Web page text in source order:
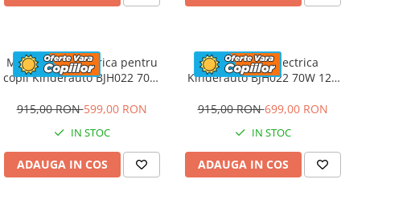
Motocicleta electrica pentru
copii Kinderauto BJH022 70W
915,00 RON599,00 RON
IN STOC
ADAUGA IN COS
Motocicleta electrica
Kinderauto BJH022 70W 12V
culoare Rosie
915,00 RON699,00 RON
IN STOC
ADAUGA IN COS